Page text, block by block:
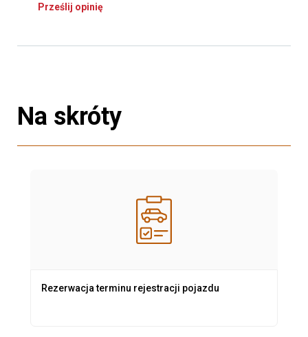
Prześlij opinię
Na skróty
Rezerwacja terminu rejestracji pojazdu